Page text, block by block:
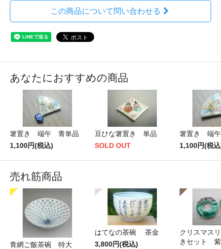
この商品について問い合わせる
あなたにおすすめの商品
箸置き 端午 青単品
1,100円(税込)
豆ひな箸置き 単品
SOLD OUT
箸置き 端
1,100円(税
売れ筋商品
青網ご飯茶碗 特大
はてなの茶碗 茶金
3,800円(税込)
クリスマス
きセット